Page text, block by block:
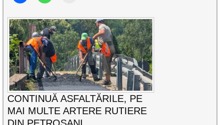
CONTINUĂ ASFALTĂRILE, PE
MAI MULTE ARTERE RUTIERE